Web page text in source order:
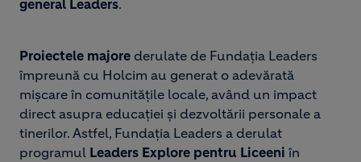
general Leaders.
Proiectele majore derulate de Fundația Leaders
împreună cu Holcim au generat o adevărată
mișcare în comunitățile locale, având un impact
direct asupra educației și dezvoltării personale a
tinerilor. Astfel, Fundația Leaders a derulat
programul Leaders Explore pentru Liceeni în